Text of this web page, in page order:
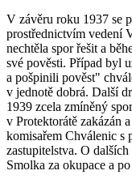
V závěru roku 1937 se
prostřednictvím vedení
nechtěla spor řešit a
své pověsti. Případ byl
a pošpinili pověst"
v jednotě dobrá. Další
1939 zcela zmíněný
v Protektorátě zakázán
komisařem Chválenic s
zastupitelstva. O
Smolka za okupace a